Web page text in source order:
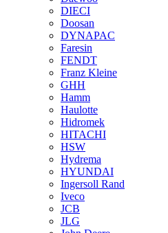
DIECI
Doosan
DYNAPAC
Faresin
FENDT
Franz Kleine
GHH
Hamm
Haulotte
Hidromek
HITACHI
HSW
Hydrema
HYUNDAI
Ingersoll Rand
Iveco
JCB
JLG